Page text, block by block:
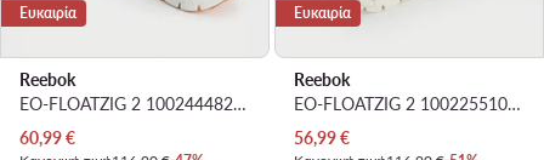
Ευκαιρία
Reebok
EO-FLOATZIG 2 100244482 · Παπούτσια για Τρέξιμο
Τρέχουσα τιμή
60,99€
Ευκαιρία
Reebok
EO-FLOATZIG 2 100225510 · Παπούτσια για Τρέξιμο
Τρέχουσα τιμή
56,99€